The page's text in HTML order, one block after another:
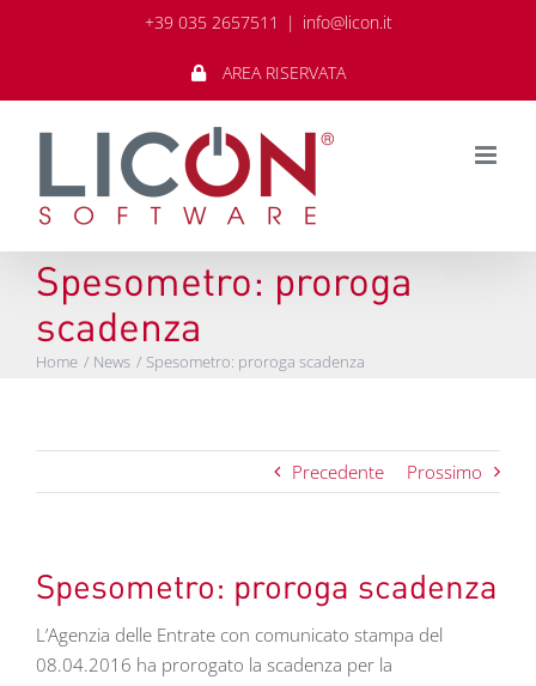
+39 035 2657511 | info@licon.it
AREA RISERVATA
Spesometro: proroga
scadenza
Home News Spesometro: proroga scadenza
Precedente Prossimo
Spesometro: proroga scadenza
L’Agenzia delle Entrate con comunicato stampa del
08.04.2016 ha prorogato la scadenza per la